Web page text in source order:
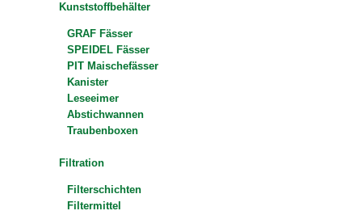
Kunststoffbehälter
GRAF Fässer
SPEIDEL Fässer
PIT Maischefässer
Kanister
Leseeimer
Abstichwannen
Traubenboxen
Filtration
Filterschichten
Filtermittel